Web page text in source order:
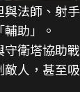
法師、射
助」。
衛塔協助
人，甚至